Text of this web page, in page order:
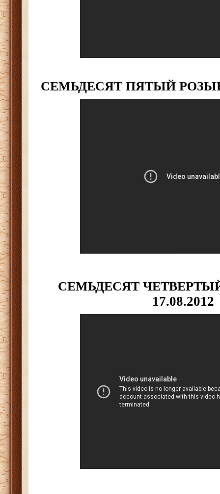
СЕМЬДЕСЯТ ПЯТЫЙ
СЕМЬДЕСЯТ
17.08.2012